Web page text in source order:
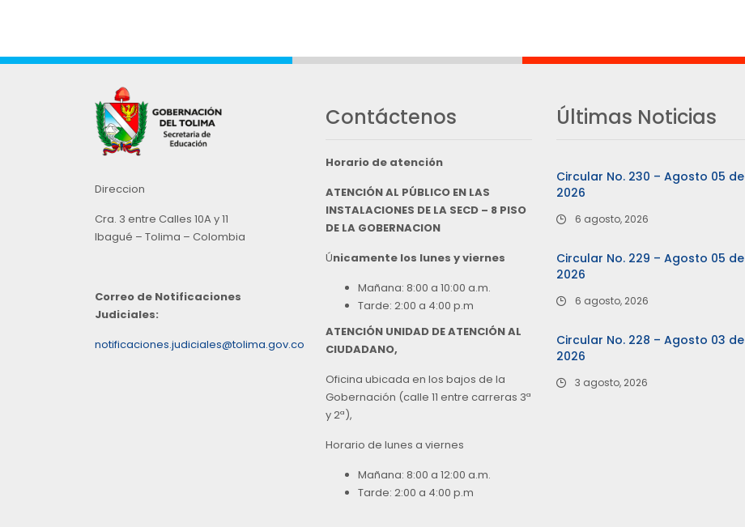
Direccion
Cra. 3 entre Calles 10A y 11
Ibagué – Tolima – Colombia
Correo de Notificaciones
Judiciales:
notificaciones.judiciales@tolima.gov.co
Contáctenos
Horario de atención
ATENCIÓN AL PÚBLICO EN LAS
INSTALACIONES DE LA SECD – 8 PISO
DE LA GOBERNACION
Únicamente los lunes y viernes
Mañana: 8:00 a 10:00 a.m.
Tarde: 2:00 a 4:00 p.m
ATENCIÓN UNIDAD DE ATENCIÓN AL
CIUDADANO,
Oficina ubicada en los bajos de la
Gobernación (calle 11 entre carreras 3ª
y 2ª),
Horario de lunes a viernes
Mañana: 8:00 a 12:00 a.m.
Tarde: 2:00 a 4:00 p.m
Últimas Noticias
Circular No. 230 – Agosto 05 de
2026
6 agosto, 2026
Circular No. 229 – Agosto 05 de
2026
6 agosto, 2026
Circular No. 228 – Agosto 03 de
2026
3 agosto, 2026